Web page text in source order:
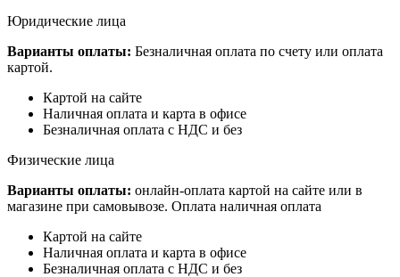
Юридические лица
Варианты оплаты: Безналичная оплата по счету или оплата
картой.
Картой на сайте
Наличная оплата и карта в офисе
Безналичная оплата с НДС и без
Физические лица
Варианты оплаты: онлайн-оплата картой на сайте или в
магазине при самовывозе. Оплата наличная оплата
Картой на сайте
Наличная оплата и карта в офисе
Безналичная оплата с НДС и без